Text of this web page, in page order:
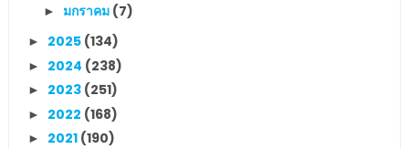
► มกราคม (7)
► 2025 (134)
► 2024 (238)
► 2023 (251)
► 2022 (168)
► 2021 (190)